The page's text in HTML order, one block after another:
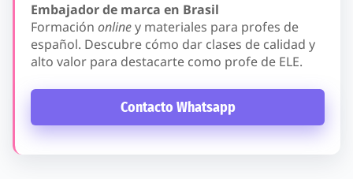
Embajador de marca en Brasil
Formación onliney materiales para profes de
español. Descubre cómo dar clases de calidad y
alto valor para destacarte como profe de ELE.
Contacto Whatsapp